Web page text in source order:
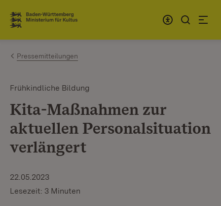
Zum Inhalt springen
Link zur Startseite
Pressemitteilungen
Frühkindliche Bildung
Kita-Maßnahmen zur
aktuellen Personalsituation
verlängert
22.05.2023
Lesezeit: 3 Minuten